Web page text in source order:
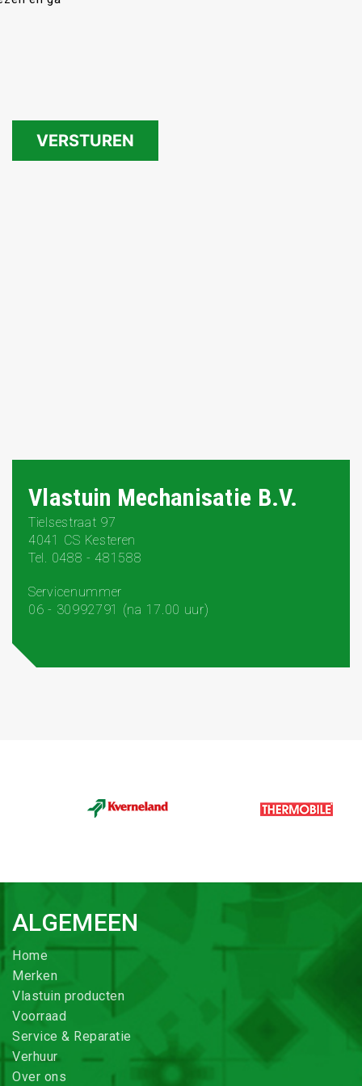
Vlastuin Mechanisatie B.V.
Tielsestraat 97
4041 CS Kesteren
Tel. 0488 - 481588
Servicenummer
06 - 30992791 (na 17.00 uur)
ALGEMEEN
Home
Merken
Vlastuin producten
Voorraad
Service & Reparatie
Verhuur
Over ons